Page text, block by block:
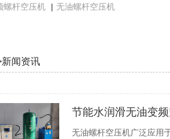
螺杆空压机 | 无油螺杆空压机
新闻资讯
节能水润滑无油变
无油螺杆空压机广泛应用